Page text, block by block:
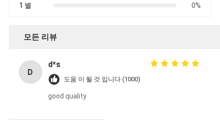
1 별
0%
모든 리뷰
D
d*s
도움 이 될 것 입니다 (1000)
good quality